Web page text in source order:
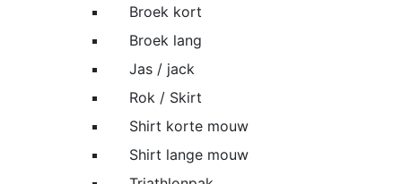
Broek kort
Broek lang
Jas / jack
Rok / Skirt
Shirt korte mouw
Shirt lange mouw